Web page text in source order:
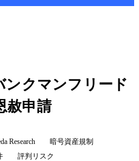
ンクマンフリード
赦申請
Research
暗号資産規制
評判リスク